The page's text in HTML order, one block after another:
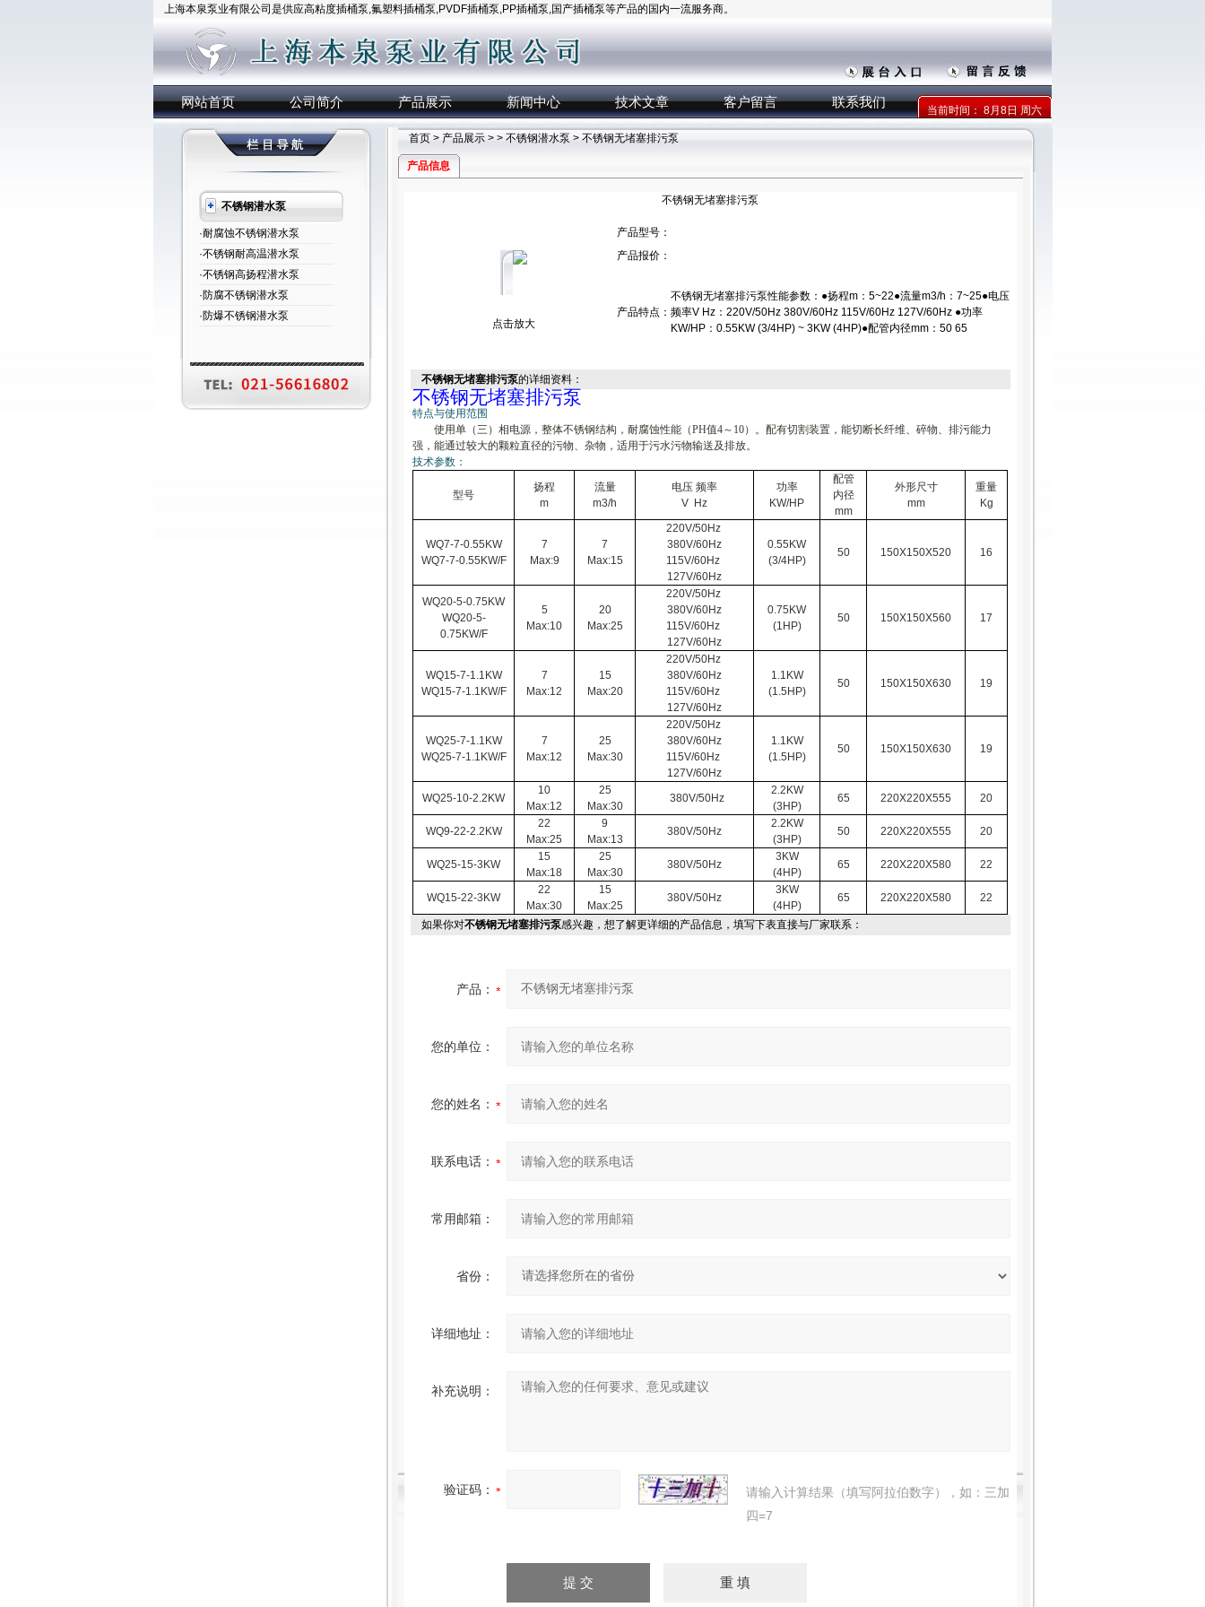
上海本泉泵业有限公司是供应高粘度插桶泵,氟塑料插桶泵,PVDF插桶泵,PP插桶泵,国产插桶泵等产品的国内一流服务商。
网站首页 公司简介 产品展示 新闻中心 技术文章 客户留言 联系我们
当前时间：8月8日 周六
不锈钢潜水泵
·耐腐蚀不锈钢潜水泵
·不锈钢耐高温潜水泵
·不锈钢高扬程潜水泵
·防腐不锈钢潜水泵
·防爆不锈钢潜水泵
首页> 产品展示> > 不锈钢潜水泵 > 不锈钢无堵塞排污泵
产品信息
不锈钢无堵塞排污泵
点击放大
产品型号：
产品报价：
产品特点：
不锈钢无堵塞排污泵性能参数：●扬程m：5~22●流量m3/h：7~25●电压
频率V Hz：220V/50Hz 380V/60Hz 115V/60Hz 127V/60Hz ●功率
KW/HP：0.55KW (3/4HP) ~ 3KW (4HP)●配管内径mm：50 65
不锈钢无堵塞排污泵的详细资料：
不锈钢无堵塞排污泵
特点与使用范围
使用单（三）相电源，整体不锈钢结构，耐腐蚀性能（PH值4～ 10）。配有切割装置，能切断长纤维、碎物、排污能力
强，能通过较大的颗粒直径的污物、杂物，适用于污水污物输送及排放。
技术参数：
型号
扬程
m
流量
m3/h
电压 频率
V Hz
功率
KW/HP
配管
内径
mm
外形尺寸
mm
重量
Kg
WQ7-7-0.55KW
WQ7-7-0.55KW/F
7
Max:9
7
Max:15
220V/50Hz
380V/60Hz
115V/60Hz
127V/60Hz
0.55KW
(3/4HP)
50 150X150X520 16
WQ20-5-0.75KW
WQ20-5-
0.75KW/F
5
Max:10
20
Max:25
220V/50Hz
380V/60Hz
115V/60Hz
127V/60Hz
0.75KW
(1HP)
50 150X150X560 17
WQ15-7-1.1KW
WQ15-7-1.1KW/F
7
Max:12
15
Max:20
220V/50Hz
380V/60Hz
115V/60Hz
127V/60Hz
1.1KW
(1.5HP)
50 150X150X630 19
WQ25-7-1.1KW
WQ25-7-1.1KW/F
7
Max:12
25
Max:30
220V/50Hz
380V/60Hz
115V/60Hz
127V/60Hz
1.1KW
(1.5HP)
50 150X150X630 19
WQ25-10-2.2KW
10
Max:12
25
Max:30
380V/50Hz
2.2KW
(3HP)
65 220X220X555 20
WQ9-22-2.2KW
22
Max:25
9
Max:13
380V/50Hz
2.2KW
(3HP)
50 220X220X555 20
WQ25-15-3KW
15
Max:18
25
Max:30
380V/50Hz
3KW
(4HP)
65 220X220X580 22
WQ15-22-3KW
22
Max:30
15
Max:25
380V/50Hz
3KW
(4HP)
65 220X220X580 22
如果你对不锈钢无堵塞排污泵感兴趣，想了解更详细的产品信息，填写下表直接与厂家联系：
产品：
您的单位：
您的姓名：
联系电话：
常用邮箱：
省份：
详细地址：
补充说明：
验证码：
请输入计算结果（填写阿拉伯数字），如：三加
四=7